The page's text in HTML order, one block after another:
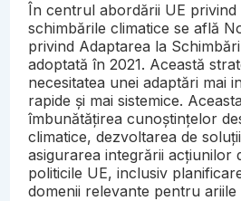
În centrul abordării UE privind
schimbările climatice se află
privind Adaptarea la
adoptată în 2021. Această
necesitatea unei adaptări mai
rapide și mai sistemice.
îmbunătățirea cunoștințelor
climatice, dezvoltarea de
asigurarea integrării acțiunilor
politicile UE, inclusiv
domenii relevante pentru ariile